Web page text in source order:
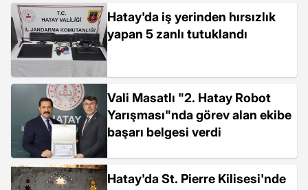
Hatay'da iş yerinden hırsızlık
yapan 5 zanlı tutuklandı
Vali Masatlı "2. Hatay Robot
Yarışması"nda görev alan ekibe
başarı belgesi verdi
Hatay'da St. Pierre Kilisesi'nde